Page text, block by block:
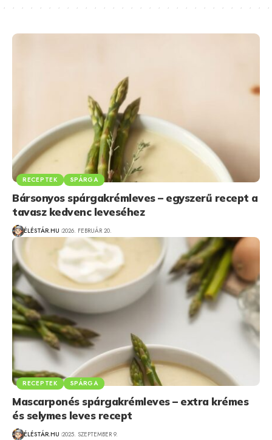
RECEPTEK SPÁRGA
Bársonyos spárgakrémleves – egyszerű recept a
tavasz kedvenc leveséhez
ÉLÉSTÁR.HU 2026. FEBRUÁR 20.
RECEPTEK SPÁRGA
Mascarponés spárgakrémleves – extra krémes
és selymes leves recept
ÉLÉSTÁR.HU 2025. SZEPTEMBER 9.